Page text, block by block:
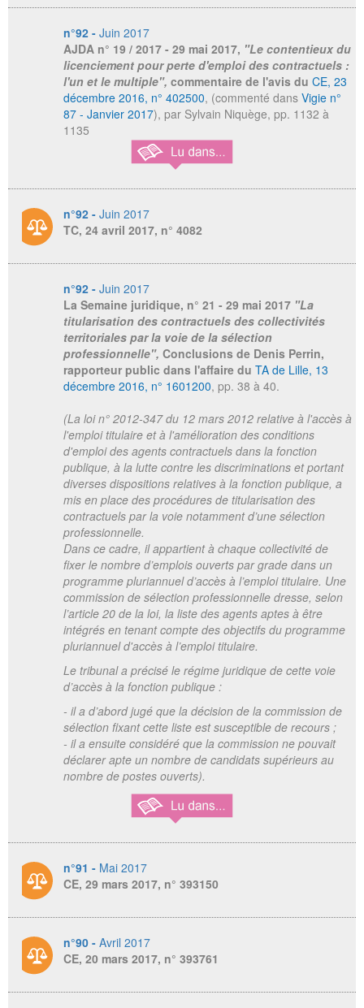
n°92 - Juin 2017
AJDA n° 19 / 2017 - 29 mai 2017, "Le contentieux du
licenciement pour perte d'emploi des contractuels :
l'un et le multiple", commentaire de l'avis du CE, 23
décembre 2016, n° 402500, (commenté dans Vigie n°
87 - Janvier 2017), par Sylvain Niquège, pp. 1132 à
1135
n°92 - Juin 2017
TC, 24 avril 2017, n° 4082
n°92 - Juin 2017
La Semaine juridique, n° 21 - 29 mai 2017 "La
titularisation des contractuels des collectivités
territoriales par la voie de la sélection
professionnelle", Conclusions de Denis Perrin,
rapporteur public dans l'affaire du TA de Lille, 13
décembre 2016, n° 1601200, pp. 38 à 40.
(La loi n° 2012-347 du 12 mars 2012 relative à l'accès à
l'emploi titulaire et à l'amélioration des conditions
d'emploi des agents contractuels dans la fonction
publique, à la lutte contre les discriminations et portant
diverses dispositions relatives à la fonction publique, a
mis en place des procédures de titularisation des
contractuels par la voie notamment d’une sélection
professionnelle.
Dans ce cadre, il appartient à chaque collectivité de
fixer le nombre d’emplois ouverts par grade dans un
programme pluriannuel d’accès à l’emploi titulaire. Une
commission de sélection professionnelle dresse, selon
l’article 20 de la loi, la liste des agents aptes à être
intégrés en tenant compte des objectifs du programme
pluriannuel d'accès à l’emploi titulaire.
Le tribunal a précisé le régime juridique de cette voie
d’accès à la fonction publique :
- il a d’abord jugé que la décision de la commission de
sélection fixant cette liste est susceptible de recours ;
- il a ensuite considéré que la commission ne pouvait
déclarer apte un nombre de candidats supérieurs au
nombre de postes ouverts).
n°91 - Mai 2017
CE, 29 mars 2017, n° 393150
n°90 - Avril 2017
CE, 20 mars 2017, n° 393761